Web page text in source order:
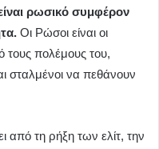
ρωσικό συμφέρον
Οι Ρώσοι είναι οι
τους πολέμους του,
σταλμένοι να πεθάνουν
από τη ρήξη των ελίτ, την